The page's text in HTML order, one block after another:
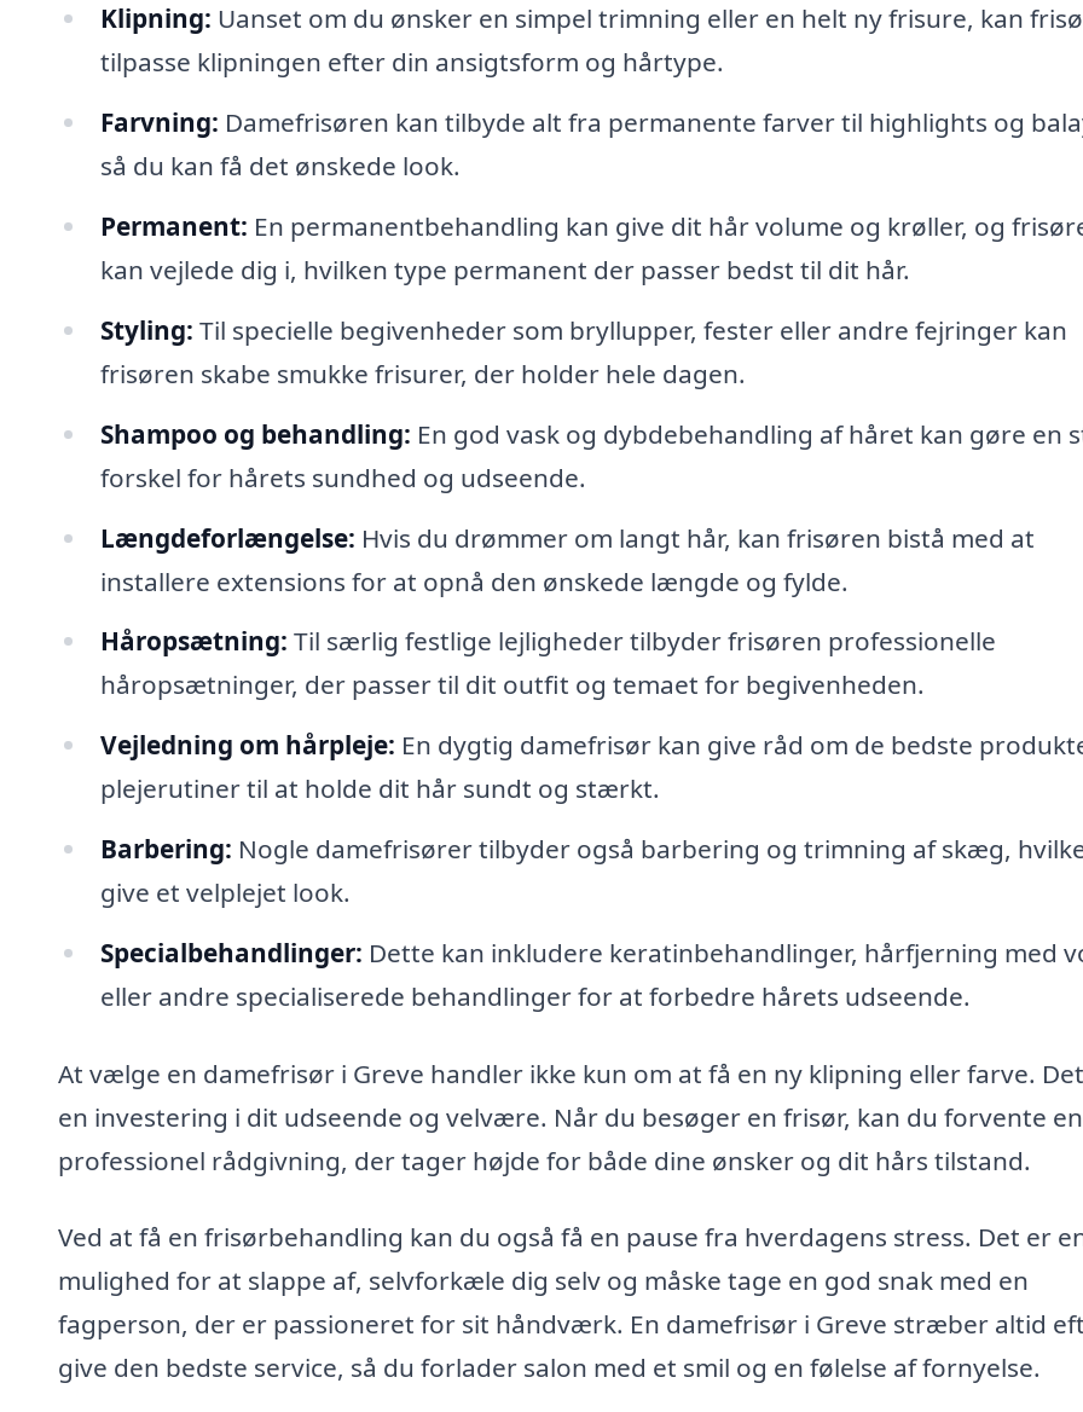
Klipning: Uanset om du ønsker en simpel trimning eller en helt ny frisure, kan
tilpasse klipningen efter din ansigtsform og hårtype.
Farvning: Damefrisøren kan tilbyde alt fra permanente farver til highlights og
så du kan få det ønskede look.
Permanent: En permanentbehandling kan give dit hår volume og krøller, og
kan vejlede dig i, hvilken type permanent der passer bedst til dit hår.
Styling: Til specielle begivenheder som bryllupper, fester eller andre fejringer kan
frisøren skabe smukke frisurer, der holder hele dagen.
Shampoo og behandling: En god vask og dybdebehandling af håret kan gøre en
forskel for hårets sundhed og udseende.
Længdeforlængelse: Hvis du drømmer om langt hår, kan frisøren bistå med at
installere extensions for at opnå den ønskede længde og fylde.
Håropsætning: Til særlig festlige lejligheder tilbyder frisøren professionelle
håropsætninger, der passer til dit outfit og temaet for begivenheden.
Vejledning om hårpleje: En dygtig damefrisør kan give råd om de bedste
plejerutiner til at holde dit hår sundt og stærkt.
Barbering: Nogle damefrisører tilbyder også barbering og trimning af skæg,
give et velplejet look.
Specialbehandlinger: Dette kan inkludere keratinbehandlinger, hårfjerning med
eller andre specialiserede behandlinger for at forbedre hårets udseende.
At vælge en damefrisør i Greve handler ikke kun om at få en ny klipning eller farve.
en investering i dit udseende og velvære. Når du besøger en frisør, kan du forvente en
professionel rådgivning, der tager højde for både dine ønsker og dit hårs tilstand.
Ved at få en frisørbehandling kan du også få en pause fra hverdagens stress. Det er
mulighed for at slappe af, selvforkæle dig selv og måske tage en god snak med en
fagperson, der er passioneret for sit håndværk. En damefrisør i Greve stræber altid
give den bedste service, så du forlader salon med et smil og en følelse af fornyelse.